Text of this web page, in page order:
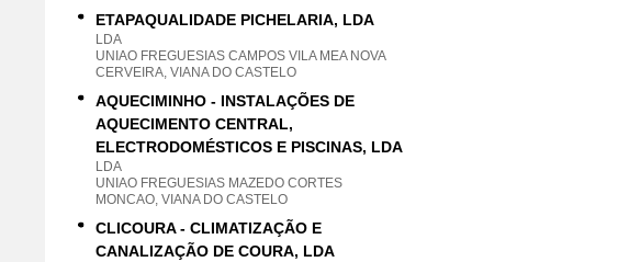
ETAPAQUALIDADE PICHELARIA, LDA
LDA
UNIAO FREGUESIAS CAMPOS VILA MEA NOVA
CERVEIRA, VIANA DO CASTELO
AQUECIMINHO - INSTALAÇÕES DE
AQUECIMENTO CENTRAL,
ELECTRODOMÉSTICOS E PISCINAS, LDA
LDA
UNIAO FREGUESIAS MAZEDO CORTES
MONCAO, VIANA DO CASTELO
CLICOURA - CLIMATIZAÇÃO E
CANALIZAÇÃO DE COURA, LDA